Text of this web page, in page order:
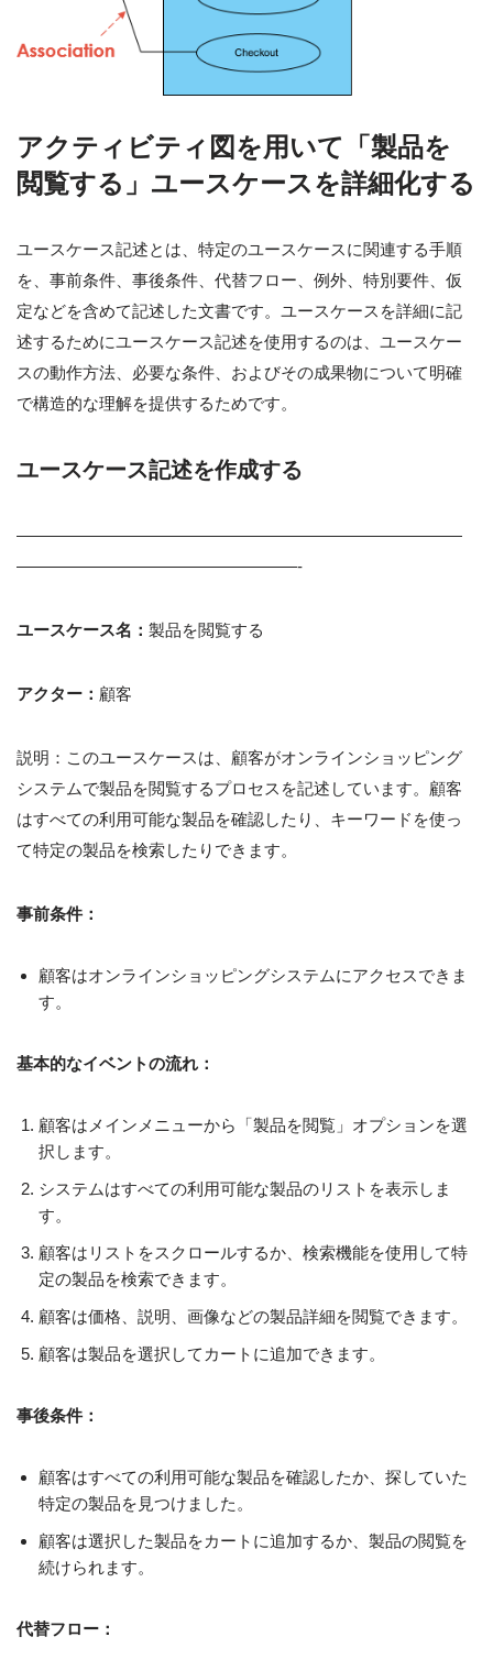
アクティビティ図を用いて「製品を
閲覧する」ユースケースを詳細化する
ユースケース記述とは、特定のユースケースに関連する手順
を、事前条件、事後条件、代替フロー、例外、特別要件、仮
定などを含めて記述した文書です。ユースケースを詳細に記
述するためにユースケース記述を使用するのは、ユースケー
スの動作方法、必要な条件、およびその成果物について明確
で構造的な理解を提供するためです。
ユースケース記述を作成する
———————————————————————————
—————————————————-
ユースケース名： 製品を閲覧する
アクター： 顧客
説明：このユースケースは、顧客がオンラインショッピング
システムで製品を閲覧するプロセスを記述しています。顧客
はすべての利用可能な製品を確認したり、キーワードを使っ
て特定の製品を検索したりできます。
事前条件：
顧客はオンラインショッピングシステムにアクセスできま
す。
基本的なイベントの流れ：
顧客はメインメニューから「製品を閲覧」オプションを選
択します。
システムはすべての利用可能な製品のリストを表示しま
す。
顧客はリストをスクロールするか、検索機能を使用して特
定の製品を検索できます。
顧客は価格、説明、画像などの製品詳細を閲覧できます。
顧客は製品を選択してカートに追加できます。
事後条件：
顧客はすべての利用可能な製品を確認したか、探していた
特定の製品を見つけました。
顧客は選択した製品をカートに追加するか、製品の閲覧を
続けられます。
代替フロー：